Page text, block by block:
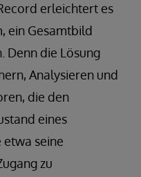
erleichtert es
ein Gesamtbild
Denn die Lösung
Analysieren und
die den
eines
etwa seine
zu